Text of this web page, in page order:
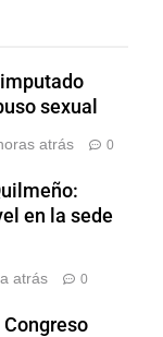
sexual
atrás 0
en la sede
atrás 0